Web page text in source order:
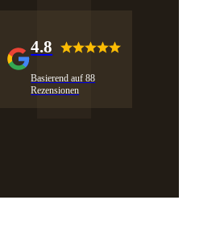
4.8
Basierend auf 88
Rezensionen